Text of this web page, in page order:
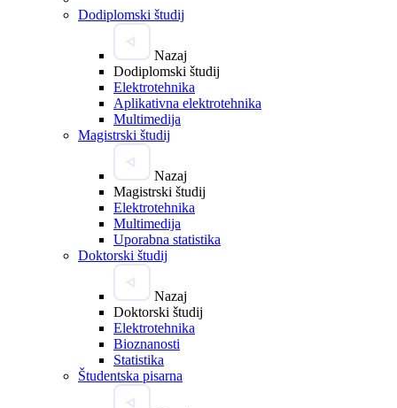
Dodiplomski študij
Nazaj
Dodiplomski študij
Elektrotehnika
Aplikativna elektrotehnika
Multimedija
Magistrski študij
Nazaj
Magistrski študij
Elektrotehnika
Multimedija
Uporabna statistika
Doktorski študij
Nazaj
Doktorski študij
Elektrotehnika
Bioznanosti
Statistika
Študentska pisarna